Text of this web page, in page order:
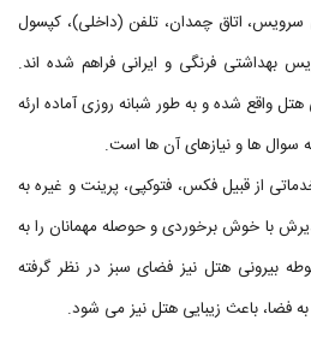
سرویس، اتاق چمدان، تلفن (داخلی)، کپسول
بهداشتی فرنگی و ایرانی فراهم شده اند.
لابی هتل واقع شده و به طور شبانه روزی آماده ارئه
سوال ها و نیازهای آن ها است.
از قبیل فکس، فتوکپی، پرینت و غیره به
با خوش برخوردی و حوصله مهمانان را به
بیرونی هتل نیز فضای سبز در نظر گرفته
فضا، باعث زیبایی هتل نیز می شود.